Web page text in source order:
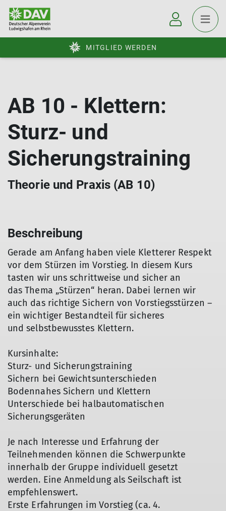
MITGLIED WERDEN
AB 10 - Klettern:
Sturz- und
Sicherungstraining
Theorie und Praxis (AB 10)
Beschreibung
Gerade am Anfang haben viele Kletterer Respekt
vor dem Stürzen im Vorstieg. In diesem Kurs
tasten wir uns schrittweise und sicher an
das Thema „Stürzen“ heran. Dabei lernen wir
auch das richtige Sichern von Vorstiegsstürzen –
ein wichtiger Bestandteil für sicheres
und selbstbewusstes Klettern.
Kursinhalte:
Sturz- und Sicherungstraining
Sichern bei Gewichtsunterschieden
Bodennahes Sichern und Klettern
Unterschiede bei halbautomatischen
Sicherungsgeräten
Je nach Interesse und Erfahrung der
Teilnehmenden können die Schwerpunkte
innerhalb der Gruppe individuell gesetzt
werden. Eine Anmeldung als Seilschaft ist
empfehlenswert.
Erste Erfahrungen im Vorstieg (ca. 4.